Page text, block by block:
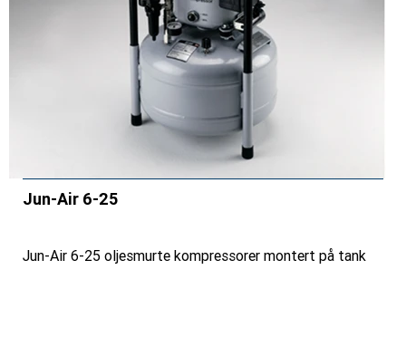
Jun-Air 6-25
Jun-Air 6-25 oljesmurte kompressorer montert på tank